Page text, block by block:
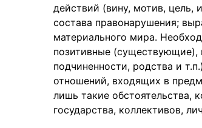
действий (вину, мотив, цель,
состава правонарушения;
материального мира.
позитивные (существующие),
подчиненности, родства и
отношений, входящих в
лишь такие обстоятельства,
государства, коллективов,